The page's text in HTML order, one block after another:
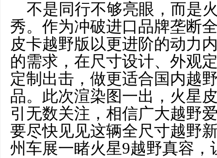
不是同行不够亮眼，而是
秀。作为冲破进口品牌垄断
皮卡越野版以更进阶的动力
的需求，在尺寸设计、外观
定制出击，做更适合国内越
品。此次渲染图一出，火星
引无数关注，相信广大越野
要尽快见见这辆全尺寸越野
州车展一睹火星9越野真容，